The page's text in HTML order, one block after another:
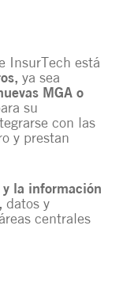
InsurTech está
ya sea
MGA o
su
con las
y prestan
la información
, datos y
centrales